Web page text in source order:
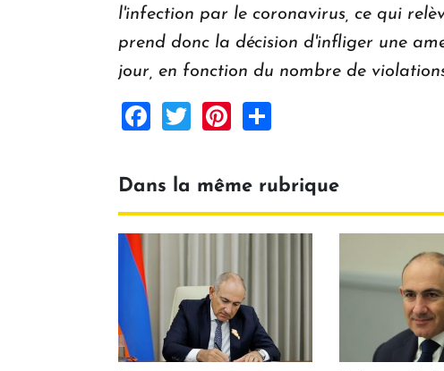
l'infection par le coronavirus, ce qui
prend donc la décision d'infliger une
jour, en fonction du nombre de
Facebook
TwitterPinterest
Dans la même rubrique